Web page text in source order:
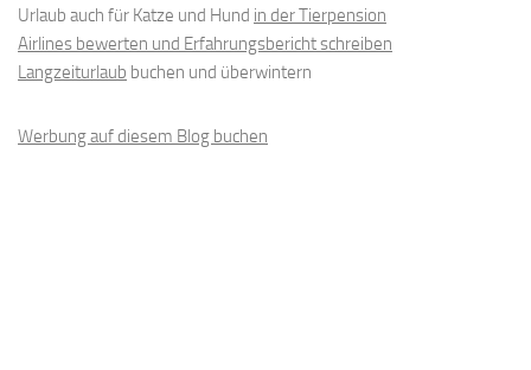
Urlaub auch für Katze und Hund in der Tierpension
Airlines bewerten und Erfahrungsbericht schreiben
Langzeiturlaub buchen und überwintern
Werbung auf diesem Blog buchen